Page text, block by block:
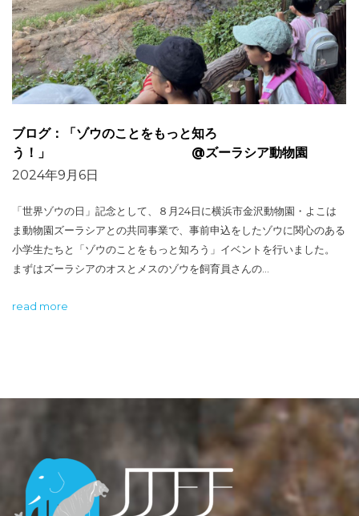
ブログ：「ゾウのことをもっと知ろ
う！」 @ズーラシア動物園
2024年9月6日
「世界ゾウの日」記念として、８月24日に横浜市金沢動物園・よこは
ま動物園ズーラシアとの共同事業で、事前申込をしたゾウに関心のある
小学生たちと「ゾウのことをもっと知ろう」イベントを行いました。
まずはズーラシアのオスとメスのゾウを飼育員さんの…
read more